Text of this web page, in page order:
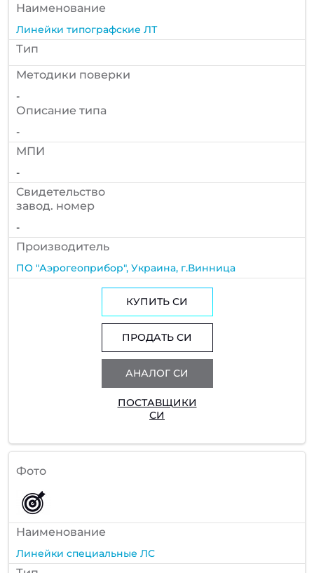
Наименование
Линейки типографские ЛТ
Тип
Методики поверки
-
Описание типа
-
МПИ
-
Cвидетельство
завод. номер
-
Производитель
ПО "Аэрогеоприбор", Украина, г.Винница
КУПИТЬ СИ
ПРОДАТЬ СИ
АНАЛОГ СИ
ПОСТАВЩИКИ
СИ
Фото
Наименование
Линейки специальные ЛС